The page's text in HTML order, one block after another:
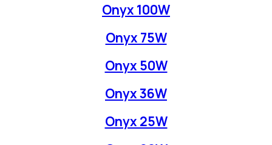
Onyx 100W
Onyx 75W
Onyx 50W
Onyx 36W
Onyx 25W